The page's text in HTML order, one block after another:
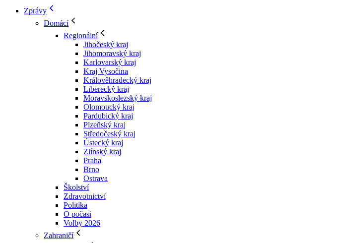
Zprávy
Domácí
Regionální
Jihočeský kraj
Jihomoravský kraj
Karlovarský kraj
Kraj Vysočina
Králověhradecký kraj
Liberecký kraj
Moravskoslezský kraj
Olomoucký kraj
Pardubický kraj
Plzeňský kraj
Středočeský kraj
Ústecký kraj
Zlínský kraj
Praha
Brno
Ostrava
Školství
Zdravotnictví
Politika
O počasí
Volby 2026
Zahraničí